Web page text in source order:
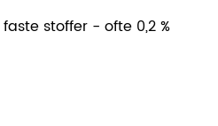
stoffer - ofte 0,2 %